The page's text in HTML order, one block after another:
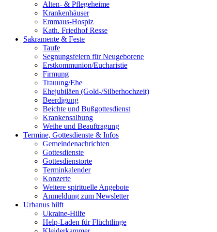
Alten- & Pflegeheime
Krankenhäuser
Emmaus-Hospiz
Kath. Friedhof Resse
Sakramente & Feste
Taufe
Segnungsfeiern für Neugeborene
Erstkommunion/Eucharistie
Firmung
Trauung/Ehe
Ehejubiläen (Gold-/Silberhochzeit)
Beerdigung
Beichte und Bußgottesdienst
Krankensalbung
Weihe und Beauftragung
Termine, Gottesdienste & Infos
Gemeindenachrichten
Gottesdienste
Gottesdienstorte
Terminkalender
Konzerte
Weitere spirituelle Angebote
Anmeldung zum Newsletter
Urbanus hilft
Ukraine-Hilfe
Help-Laden für Flüchtlinge